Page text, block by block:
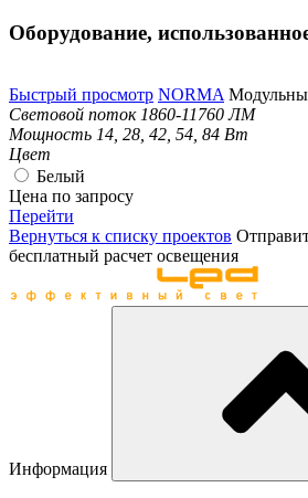
Оборудование,
Быстрый просмотр NORMA
Световой поток 1860-11760 ЛМ
Мощность 14, 28, 42, 54, 84 Вт
Цвет
Белый
Цена по запросу
Перейти
Вернуться к списку проектов
бесплатный расчет освещения
Информация